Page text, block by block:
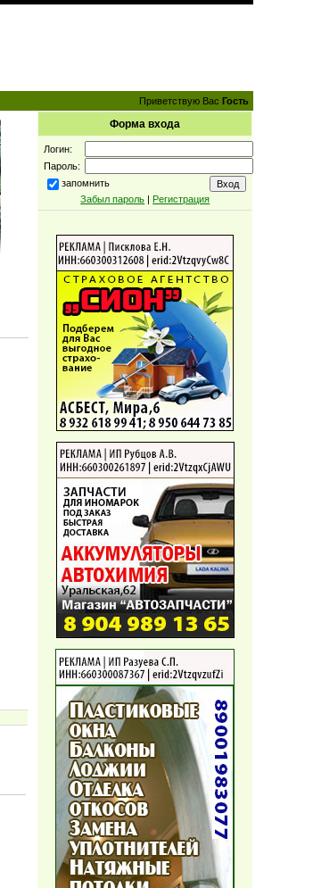
Приветствую Вас Гость
Форма входа
Логин:
Пароль:
запомнить
Забыл пароль | Регистрация